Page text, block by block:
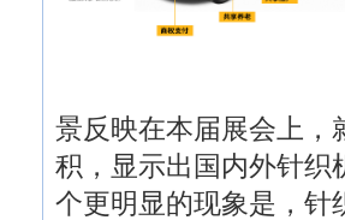
景反映在本届展会上，
积，显示出国内外针织
个更明显的现象是，针